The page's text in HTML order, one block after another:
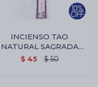
INCIENSO TAO
NATURAL SAGRADA
MADRE X5 - 7 Poderes
$ 45 $ 50